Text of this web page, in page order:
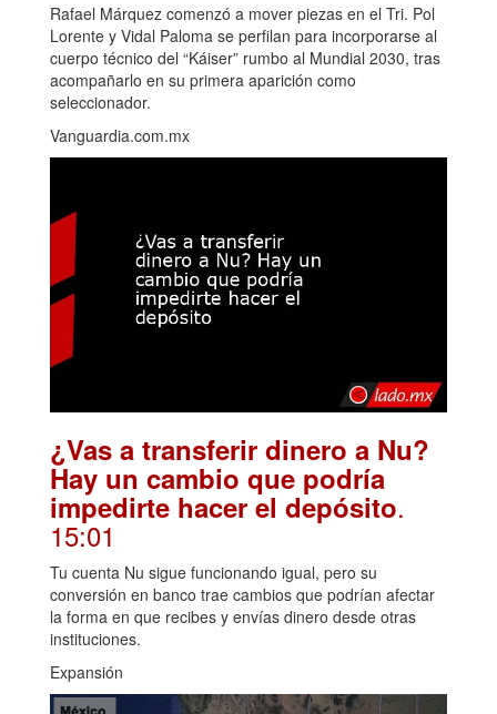
Rafael Márquez comenzó a mover piezas en el Tri. Pol
Lorente y Vidal Paloma se perfilan para incorporarse al
cuerpo técnico del “Káiser” rumbo al Mundial 2030, tras
acompañarlo en su primera aparición como
seleccionador.
Vanguardia.com.mx
¿Vas a transferir dinero a Nu?
Hay un cambio que podría
impedirte hacer el depósito.
15:01
Tu cuenta Nu sigue funcionando igual, pero su
conversión en banco trae cambios que podrían afectar
la forma en que recibes y envías dinero desde otras
instituciones.
Expansión